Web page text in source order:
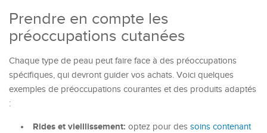
Prendre en compte les
préoccupations cutanées
Chaque type de peau peut faire face à des préoccupations
spécifiques, qui devront guider vos achats. Voici quelques
exemples de préoccupations courantes et des produits adaptés
:
Rides et vieillissement: optez pour des soins contenant